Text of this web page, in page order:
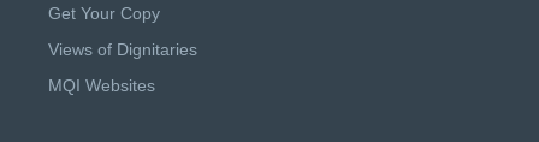
Get Your Copy
Views of Dignitaries
MQI Websites